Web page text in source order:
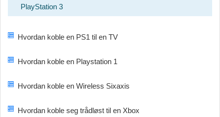
PlayStation 3
Hvordan koble en PS1 til en TV
Hvordan koble en Playstation 1
Hvordan koble en Wireless Sixaxis
Hvordan koble seg trådløst til en Xbox